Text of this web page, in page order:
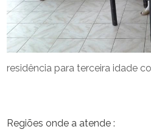
residência para terceira idade
Regiões onde a atende :